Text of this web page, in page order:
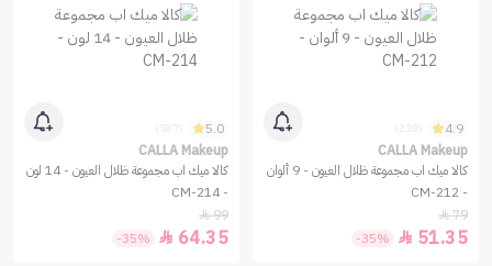
4.9
CALLA Makeup
كالا ميك اب مجموعة ظلال العيون - 9 ألوان
- CM-212
79

51.35

-35%
5.0
CALLA Makeup
كالا ميك اب مجموعة ظلال العيون - 14 لون
- CM-214
99

64.35

-35%